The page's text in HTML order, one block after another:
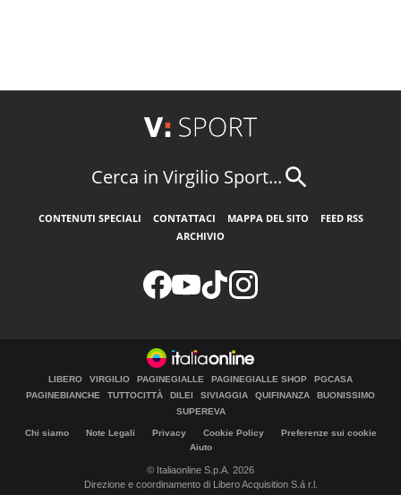
Cerca in Virgilio Sport...
CONTENUTI SPECIALI CONTATTACI MAPPA DEL SITO
FEED RSS
ARCHIVIO
LIBERO VIRGILIO PAGINEGIALLE PAGINEGIALLE SHOP
PGCASA
PAGINEBIANCHE
TUTTOCITTÀ DILEI SIVIAGGIA QUIFINANZA
BUONISSIMO
SUPEREVA
Chi siamo Note Legali Privacy Cookie Policy
Preferenze sui cookie
Aiuto
© Italiaonline S.p.A. 2026
Direzione e coordinamento di Libero Acquisition S.á r.l.